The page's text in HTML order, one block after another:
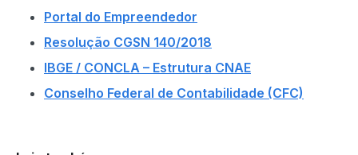
Portal do Empreendedor
Resolução CGSN 140/2018
IBGE / CONCLA – Estrutura CNAE
Conselho Federal de Contabilidade (CFC)